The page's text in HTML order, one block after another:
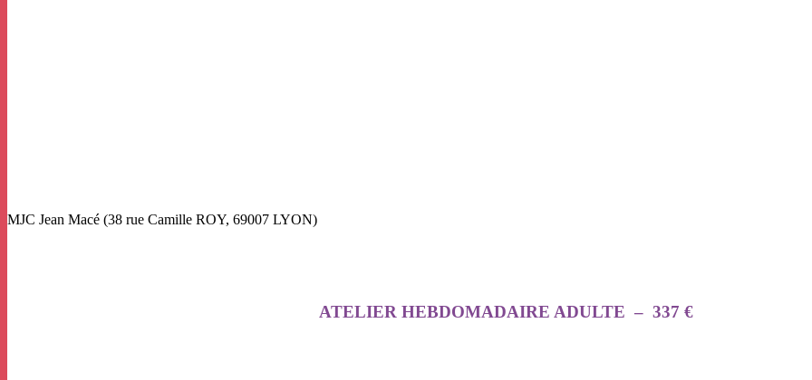
MJC Jean Macé (38 rue Camille ROY, 69007 LYON)
ATELIER HEBDOMADAIRE ADULTE – 337 €